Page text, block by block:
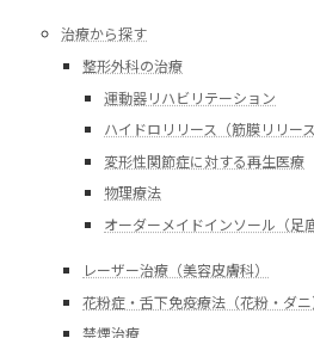
治療から探す
整形外科の治療
運動器リハビリテーション
ハイドロリリース（筋膜リリー
変形性関節症に対する再生医療
物理療法
オーダーメイドインソール（足
レーザー治療（美容皮膚科）
花粉症・舌下免疫療法（花粉・ダニ
禁煙治療